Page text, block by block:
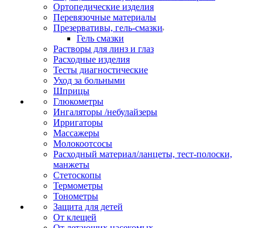
Ортопедические изделия
Перевязочные материалы
Презервативы, гель-смазки
Гель смазки
Растворы для линз и глаз
Расходные изделия
Тесты диагностические
Уход за больными
Шприцы
Глюкометры
Ингаляторы /небулайзеры
Ирригаторы
Массажеры
Молокоотсосы
Расходный материал/ланцеты, тест-полоски,
манжеты
Стетоскопы
Термометры
Тонометры
Защита для детей
От клещей